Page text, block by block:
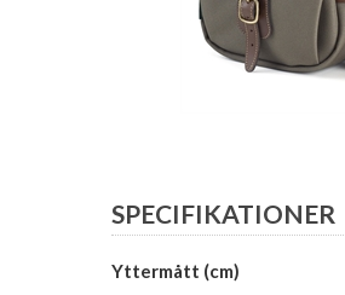
SPECIFIKATIONER
Yttermått (cm)